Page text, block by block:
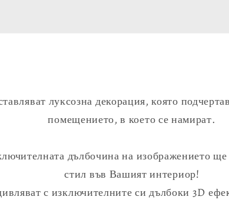
луксозна декорация, която
помещението, в което се намират.
дълбочина на изображението
стил във Вашият интериор!
с изключителните си дълбоки 3D